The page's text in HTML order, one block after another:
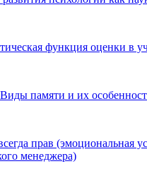
функция оценки в
памяти и их
прав (эмоциональная
менеджера)